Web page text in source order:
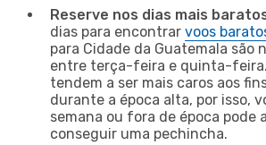
Reserve nos dias mais
dias para encontrar voos
para Cidade da Guatemala são
entre terça-feira e quinta-
tendem a ser mais caros aos
durante a época alta, por isso,
semana ou fora de época pode
conseguir uma pechincha.